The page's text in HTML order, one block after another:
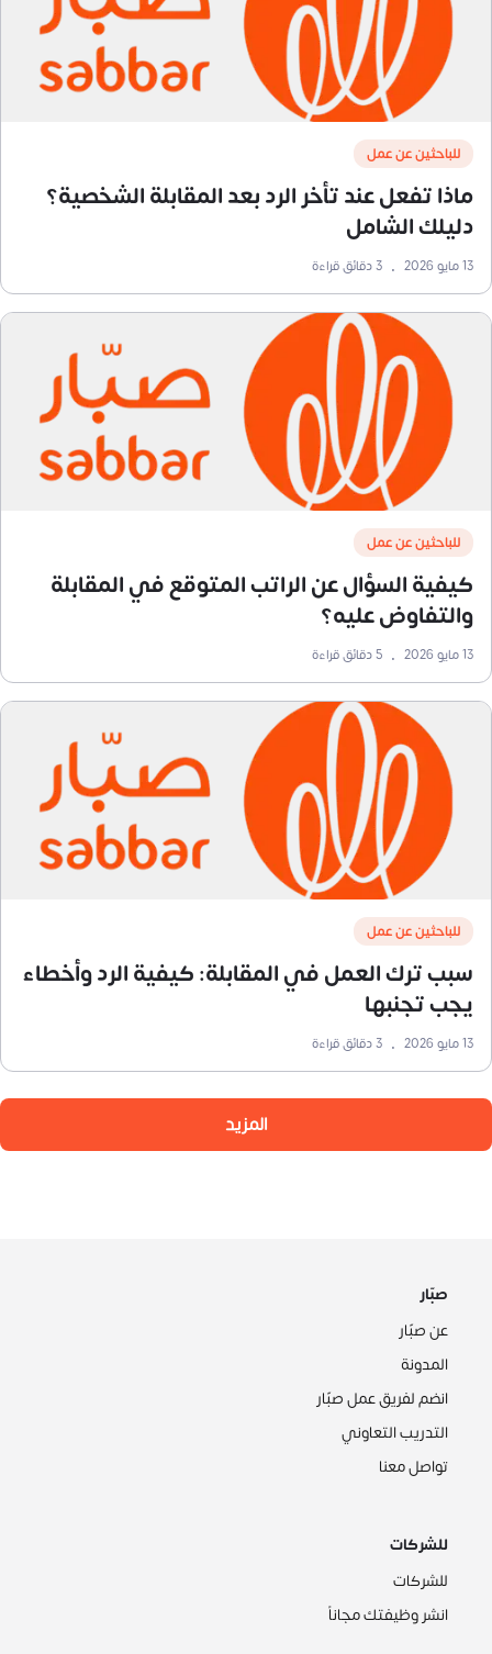
للباحثين عن عمل
ماذا تفعل عند تأخر الرد بعد المقابلة الشخصية؟
دليلك الشامل
13 مايو 2026 •
3دقائق قراءة
للباحثين عن عمل
كيفية السؤال عن الراتب المتوقع في المقابلة
والتفاوض عليه؟
13 مايو 2026 •
5دقائق قراءة
للباحثين عن عمل
سبب ترك العمل في المقابلة: كيفية الرد وأخطاء
يجب تجنبها
13 مايو 2026 •
3دقائق قراءة
المزيد
صبّار
عن صبّار
المدونة
انضم لفريق عمل صبّار
التدريب التعاوني
تواصل معنا
للشركات
للشركات
انشر وظيفتك مجاناً